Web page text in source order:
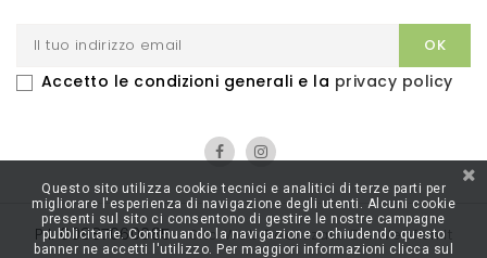
Accetto le condizioni generali e la privacy policy
P.I. 00887060085-Sito Web Realizzato Da Webfish.it
Questo sito utilizza cookie tecnici e analitici di terze parti per
migliorare l'esperienza di navigazione degli utenti. Alcuni cookie
presenti sul sito ci consentono di gestire le nostre campagne
pubblicitarie. Continuando la navigazione o chiudendo questo
banner ne accetti l'utilizzo. Per maggiori informazioni clicca sul